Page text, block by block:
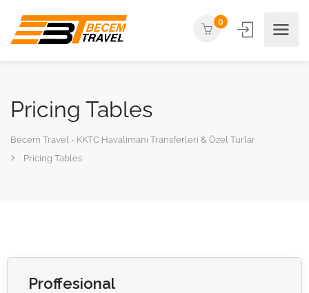
0
Pricing Tables
Becem Travel - KKTC Havalimanı Transferleri & Özel Turlar
Pricing Tables
Proffesional